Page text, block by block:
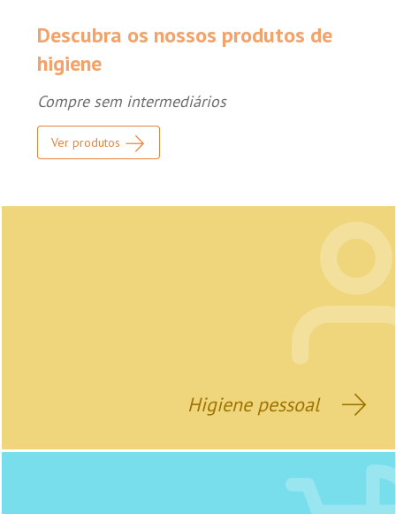
Descubra os nossos produtos de
higiene
Compre sem intermediários
Ver produtos
Higiene pessoal